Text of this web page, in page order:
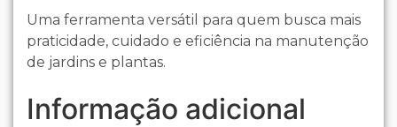
Uma ferramenta versátil para quem busca mais
praticidade, cuidado e eficiência na manutenção
de jardins e plantas.
Informação adicional